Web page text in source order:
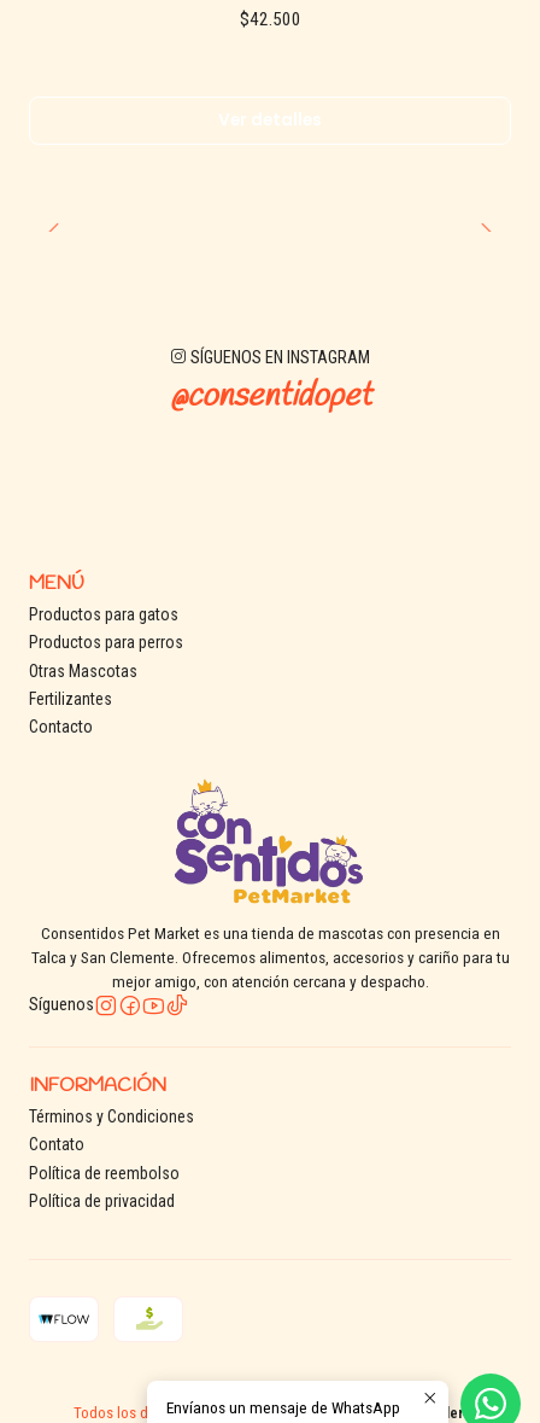
$42.500
Ver detalles
SÍGUENOS EN INSTAGRAM
@consentidopet
MENÚ
Productos para gatos
Productos para perros
Otras Mascotas
Fertilizantes
Contacto
Consentidos Pet Market es una tienda de mascotas con presencia en
Talca y San Clemente. Ofrecemos alimentos, accesorios y cariño para tu
mejor amigo, con atención cercana y despacho.
Síguenos
INFORMACIÓN
Términos y Condiciones
Contato
Política de reembolso
Política de privacidad
Todos los derechos reservados.Desarrollado por Jumpseller.
Envíanos un mensaje de WhatsApp